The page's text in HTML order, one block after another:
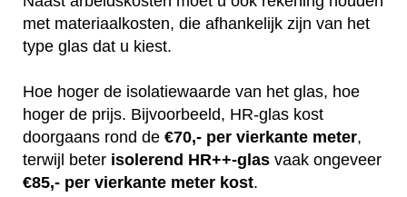
met materiaalkosten, die afhankelijk zijn van het
type glas dat u kiest.
Hoe hoger de isolatiewaarde van het glas, hoe
hoger de prijs. Bijvoorbeeld, HR-glas kost
doorgaans rond de €70,- per vierkante meter,
terwijl beter isolerend HR++-glas vaak ongeveer
€85,- per vierkante meter kost.